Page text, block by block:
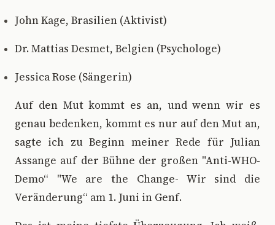
John Kage, Brasilien (Aktivist)
Dr. Mattias Desmet, Belgien (Psychologe)
Jessica Rose (Sängerin)
Auf den Mut kommt es an, und wenn wir es
genau bedenken, kommt es nur auf den Mut an,
sagte ich zu Beginn meiner Rede für Julian
Assange auf der Bühne der großen "Anti-WHO-
Demo“ "We are the Change- Wir sind die
Veränderung“ am 1. Juni in Genf.